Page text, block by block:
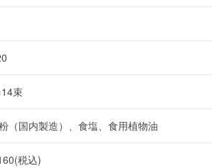
束
（国内製造）、食塩、食用植物油
税込)